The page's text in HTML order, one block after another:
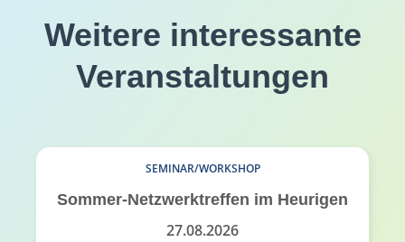
Weitere interessante
Veranstaltungen
SEMINAR/WORKSHOP
Sommer-Netzwerktreffen im Heurigen
27.08.2026